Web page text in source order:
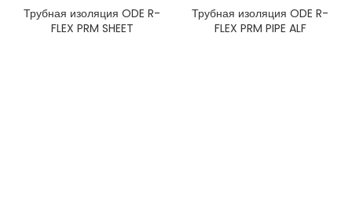
Трубная изоляция ODE R-
FLEX PRM SHEET
Трубная изоляция ODE R-
FLEX PRM PIPE ALF